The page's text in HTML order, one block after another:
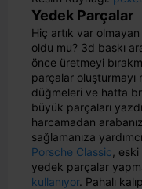
Yedek Parçalar
Hiç artık var
oldu mu? 3d baskı
önce üretmeyi
parçalar oluşturmayı
düğmeleri ve hatta
büyük parçaları
harcamadan
sağlamanıza
Porsche Classic ,
yedek parçalar
kullanıyor. Pahalı